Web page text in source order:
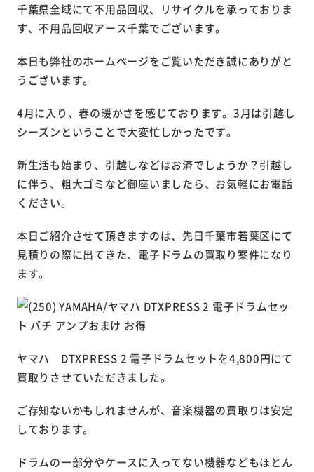
千葉県全域にて不用品回収、リサイクルを承っておりま
す、不用品回収アース千葉でございます。
本日も弊社のホームページをご覧いただき誠にありがと
うございます。
4月に入り、春の暖かさを感じております。3月は引越し
シーズンということで大変忙しかったです。
新生活も始まり、引越しなどはお済でしょうか？引越し
に伴う、粗大ゴミなど御座いましたら、お気軽にお電話
ください。
本日ご紹介させて頂きますのは、先日千葉市若葉区にて
見積りの際に出てきた、電子ドラムの買取り案件になり
ます。
ヤマハ DTXPRESS 2 電子ドラムセットを4,800円にて
買取りさせていただきました。
ご存知ないかもしれませんが、音楽機器の買取りは安定
しております。
ドラムの一部分やケースに入ってない機器などもほとん